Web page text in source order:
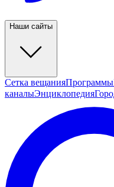
Наши сайты
Сетка вещанияПрограммы
каналыЭнциклопедия